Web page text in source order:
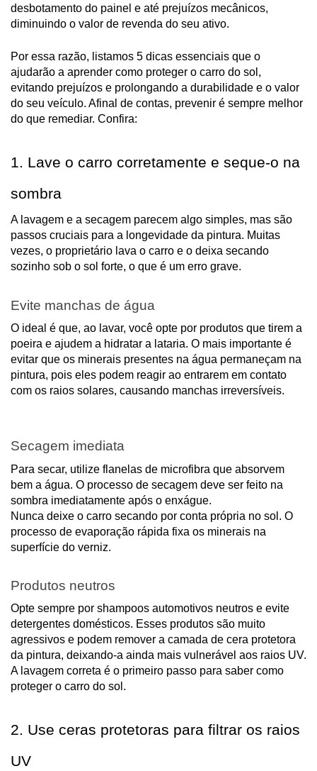
desbotamento do painel e até prejuízos mecânicos,
diminuindo o valor de revenda do seu ativo.
Por essa razão, listamos 5 dicas essenciais que o
ajudarão a aprender como proteger o carro do sol,
evitando prejuízos e prolongando a durabilidade e o valor
do seu veículo. Afinal de contas, prevenir é sempre melhor
do que remediar. Confira:
1. Lave o carro corretamente e seque-o na
sombra
A lavagem e a secagem parecem algo simples, mas são
passos cruciais para a longevidade da pintura. Muitas
vezes, o proprietário lava o carro e o deixa secando
sozinho sob o sol forte, o que é um erro grave.
Evite manchas de água
O ideal é que, ao lavar, você opte por produtos que tirem a
poeira e ajudem a hidratar a lataria. O mais importante é
evitar que os minerais presentes na água permaneçam na
pintura, pois eles podem reagir ao entrarem em contato
com os raios solares, causando manchas irreversíveis.
Secagem imediata
Para secar, utilize flanelas de microfibra que absorvem
bem a água. O processo de secagem deve ser feito na
sombra imediatamente após o enxágue.
Nunca deixe o carro secando por conta própria no sol. O
processo de evaporação rápida fixa os minerais na
superfície do verniz.
Produtos neutros
Opte sempre por shampoos automotivos neutros e evite
detergentes domésticos. Esses produtos são muito
agressivos e podem remover a camada de cera protetora
da pintura, deixando-a ainda mais vulnerável aos raios UV.
A lavagem correta é o primeiro passo para saber como
proteger o carro do sol.
2. Use ceras protetoras para filtrar os raios
UV